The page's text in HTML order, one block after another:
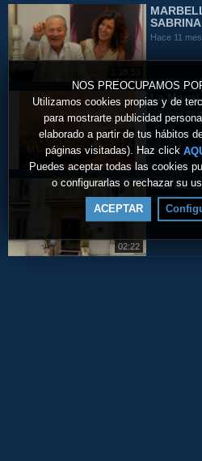
NOS PREOCUPAMOS
Utilizamos cookies propias y de
para mostrarte publicidad
elaborado a partir de tus hábitos
páginas visitadas). Haz click
Puedes aceptar todas las cookies
o configurarlas o rechazar su
ACEPTAR
Hace 11
La
Hace 11
02:22
HOTEL
Hace un año